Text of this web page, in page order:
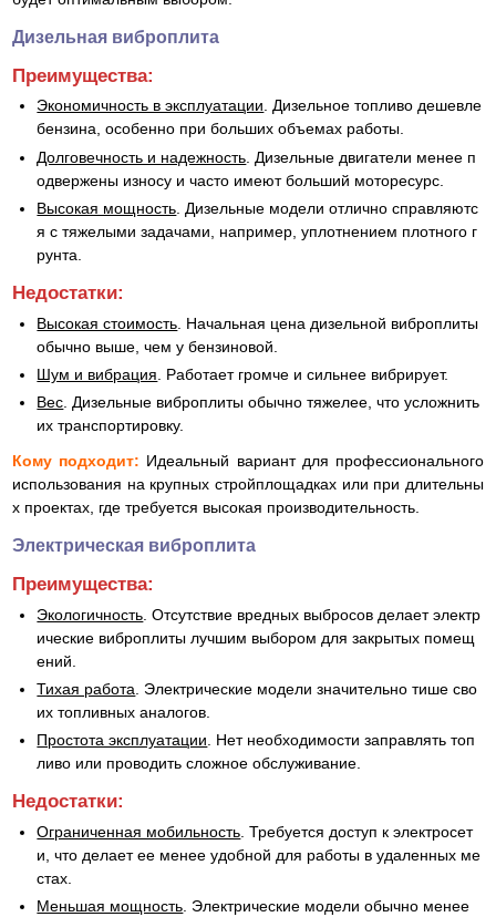
Дизельная виброплита
Преимущества:
Экономичность в эксплуатации. Дизельное топливо дешевле
бензина, особенно при больших объемах работы.
Долговечность и надежность . Дизельные двигатели менее п
одвержены износу и часто имеют больший моторесурс.
Высокая мощность . Дизельные модели отлично справляютс
я с тяжелыми задачами, например, уплотнением плотного г
рунта.
Недостатки:
Высокая стоимость . Начальная цена дизельной виброплиты
обычно выше, чем у бензиновой.
Шум и вибрация . Работает громче и сильнее вибрирует.
Вес. Дизельные виброплиты обычно тяжелее, что усложнить
их транспортировку.
Кому подходит: Идеальный вариант для профессионального
использования на крупных стройплощадках или при длительны
х проектах, где требуется высокая производительность.
Электрическая виброплита
Преимущества:
Экологичность . Отсутствие вредных выбросов делает электр
ические виброплиты лучшим выбором для закрытых помещ
ений.
Тихая работа . Электрические модели значительно тише сво
их топливных аналогов.
Простота эксплуатации . Нет необходимости заправлять топ
ливо или проводить сложное обслуживание.
Недостатки:
Ограниченная мобильность . Требуется доступ к электросет
и, что делает ее менее удобной для работы в удаленных ме
стах.
Меньшая мощность. Электрические модели обычно менее